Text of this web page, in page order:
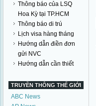
Thông báo của LSQ
Hoa Kỳ tại TP.HCM
Thông báo di trú
Lịch visa hàng tháng
Hướng dẫn điền đơn
gửi NVC
Hướng dẫn cần thiết
TRUYỀN THÔNG THẾ GIỚI
ABC News